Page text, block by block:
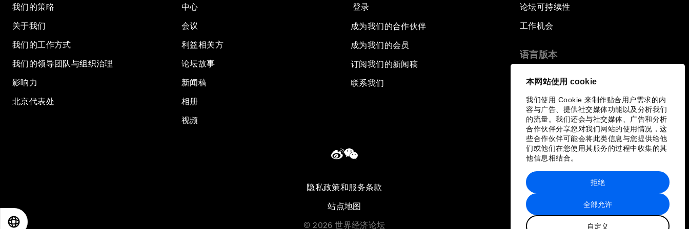
本网站使用 cookie
我们使用 Cookie 来制作贴合用户需求的内
容与广告、提供社交媒体功能以及分析我们
的流量。我们还会与社交媒体、广告和分析
合作伙伴分享您对我们网站的使用情况，这
些合作伙伴可能会将此类信息与您提供给他
们或他们在您使用其服务的过程中收集的其
他信息相结合。
全部允许
自定义
拒绝
我们的策略
关于我们
我们的工作方式
我们的领导团队与组织治理
影响力
北京代表处
中心
会议
利益相关方
论坛故事
新闻稿
相册
视频
登录
成为我们的合作伙伴
成为我们的会员
订阅我们的新闻稿
联系我们
论坛可持续性
工作机会
语言版本
隐私政策和服务条款
站点地图
© 2026 世界经济论坛